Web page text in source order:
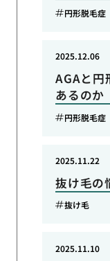
円形脱毛症
AGAと円
あるのか
2025.12.06
円形脱毛症
抜け毛の
2025.11.22
抜け毛
2025.11.10